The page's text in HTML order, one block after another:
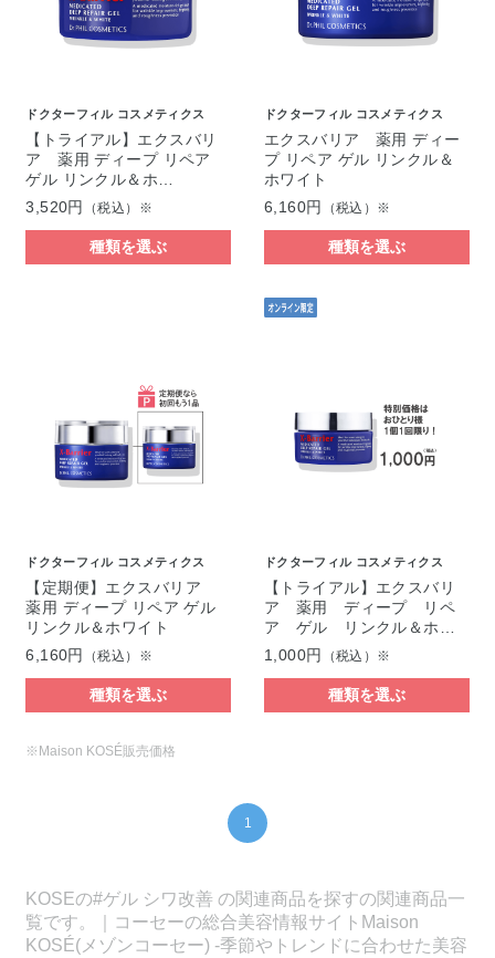
ドクターフィル コスメティクス
【トライアル】エクスバリ
ア 薬用 ディープ リペア
ゲル リンクル＆ホ…
3,520円
（税込）※
種類を選ぶ
ドクターフィル コスメティクス
エクスバリア 薬用 ディー
プ リペア ゲル リンクル＆
ホワイト
6,160円
（税込）※
種類を選ぶ
ドクターフィル コスメティクス
【定期便】エクスバリア
薬用 ディープ リペア ゲル
リンクル＆ホワイト
6,160円
（税込）※
種類を選ぶ
ドクターフィル コスメティクス
【トライアル】エクスバリ
ア 薬用 ディープ リペ
ア ゲル リンクル＆ホ…
1,000円
（税込）※
種類を選ぶ
※Maison KOSÉ販売価格
1
KOSEの#ゲル シワ改善 の関連商品を探すの関連商品一
覧です。｜コーセーの総合美容情報サイトMaison
KOSÉ(メゾンコーセー) -季節やトレンドに合わせた美容